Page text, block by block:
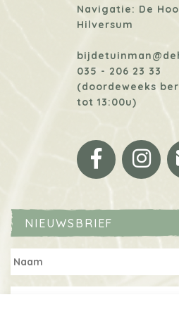
Navigatie: De
Hilversum
035 - 206 23 33
(doordeweeks
tot 13:00u)
NIEUWSBRIEF